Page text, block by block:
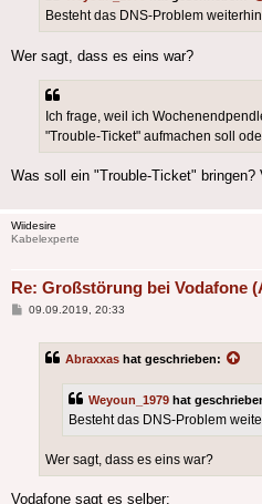
Besteht das DNS-Problem
Wer sagt, dass es eins war?
Ich frage, weil ich
"Trouble-Ticket" aufmachen soll
Was soll ein "Trouble-Ticket"
Wiidesire
Kabelexperte
Re: Großstörung bei Vodafone
Beitrag
09.09.2019, 20:33
Abraxxas hat geschrieben:
Weyoun_1979 hat
Besteht das DNS-Problem
Wer sagt, dass es eins war?
Vodafone sagt es selber: